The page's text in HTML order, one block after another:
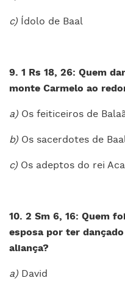
c) Ídolo de Baal
9. 1 Rs 18, 26: Quem
monte Carmelo ao
a) Os feiticeiros de
b) Os sacerdotes de
c) Os adeptos do rei
10. 2 Sm 6, 16: Quem
esposa por ter
aliança?
a) David